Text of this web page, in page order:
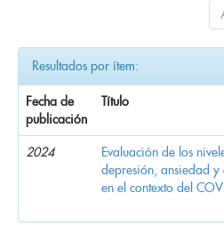
Resultados por ítem:
Fecha de
publicación
Título
2024
Evaluación de los
depresión, ansiedad y
en el contexto del